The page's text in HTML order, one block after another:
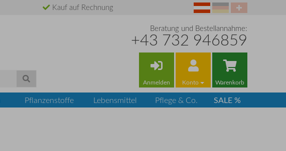
Kauf auf Rechnung
Beratung und Bestellannahme:
+43 732 946859
Anmelden Konto Warenkorb
Pflanzenstoffe Lebensmittel Pflege & Co. SALE %